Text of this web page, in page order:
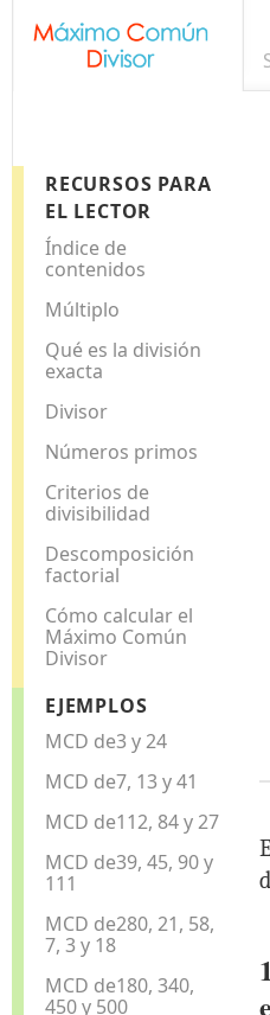
RECURSOS PARA
EL LECTOR
Índice de
contenidos
Múltiplo
Qué es la división
exacta
Divisor
Números primos
Criterios de
divisibilidad
Descomposición
factorial
Cómo calcular el
Máximo Común
Divisor
EJEMPLOS
MCD de3 y 24
MCD de7, 13 y 41
MCD de112, 84 y 27
MCD de39, 45, 90 y
111
MCD de280, 21, 58,
7, 3 y 18
MCD de180, 340,
450 y 500